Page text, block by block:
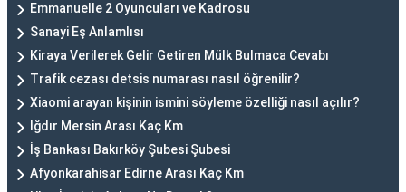
Emmanuelle 2 Oyuncuları ve Kadrosu
Sanayi Eş Anlamlısı
Kiraya Verilerek Gelir Getiren Mülk Bulmaca Cevabı
Trafik cezası detsis numarası nasıl öğrenilir?
Xiaomi arayan kişinin ismini söyleme özelliği nasıl açılır?
Iğdır Mersin Arası Kaç Km
İş Bankası Bakırköy Şubesi Şubesi
Afyonkarahisar Edirne Arası Kaç Km